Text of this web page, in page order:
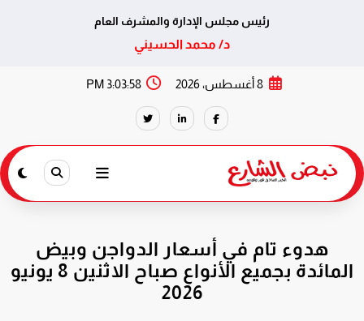
رئيس مجلس الإدارة والمشرف العام
د/ محمد الحسيني
8 أغسطس، 2026 3:03:59 PM
هدوء تام في أسعار الدواجن وبيض
المائدة بجميع الأنواع صباح الاثنين 8 يونيو
2026